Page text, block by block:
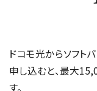
ドコモ光からソフト
申し込むと、最大
す。